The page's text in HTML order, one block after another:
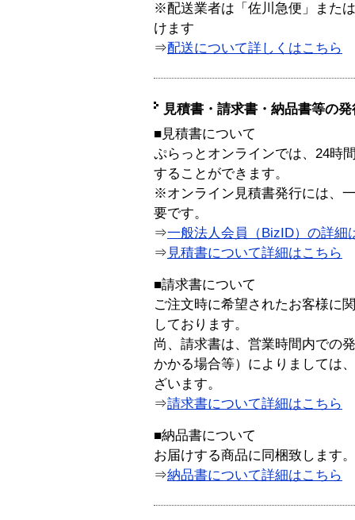
※配送業者は「佐川急便」また
けます
⇒配送について詳しくはこちら
見積書・請求書・納品書等の
■見積書について
ぷらっとオンラインでは、24時
することができます。
※オンライン見積書発行には、
要です。
⇒一般法人会員（BizID）の詳細
⇒ 見積書について詳細はこちら
■請求書について
ご注文時に希望されたお客様に
しております。
尚、請求書は、営業時間内での
かかる場合等）によりましては
ざいます。
⇒請求書について詳細はこちら
■納品書について
お届けする商品に同梱致します。
⇒納品書について詳細はこちら